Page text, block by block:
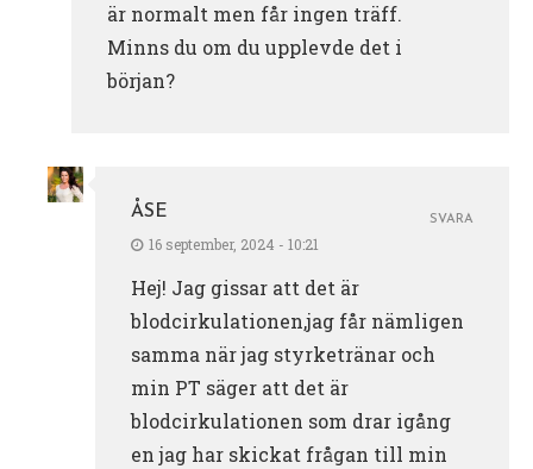
är normalt men får ingen träff.
Minns du om du upplevde det i
början?
ÅSE
16 september, 2024 - 10:21
Hej! Jag gissar att det är
blodcirkulationen,jag får nämligen
samma när jag styrketränar och
min PT säger att det är
blodcirkulationen som drar igång
en jag har skickat frågan till min
SVARA